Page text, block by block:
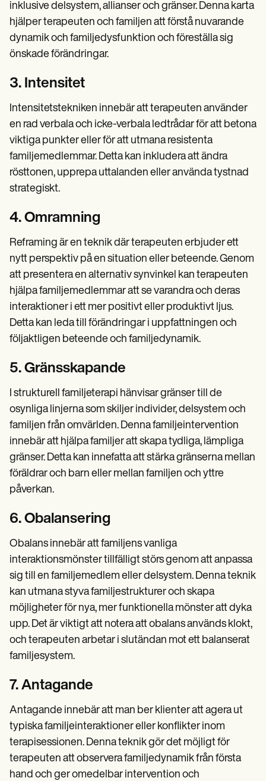
inklusive delsystem, allianser och gränser. Denna karta
hjälper terapeuten och familjen att förstå nuvarande
dynamik och familjedysfunktion och föreställa sig
önskade förändringar.
3. Intensitet
Intensitetstekniken innebär att terapeuten använder
en rad verbala och icke-verbala ledtrådar för att betona
viktiga punkter eller för att utmana resistenta
familjemedlemmar. Detta kan inkludera att ändra
rösttonen, upprepa uttalanden eller använda tystnad
strategiskt.
4. Omramning
Reframing är en teknik där terapeuten erbjuder ett
nytt perspektiv på en situation eller beteende. Genom
att presentera en alternativ synvinkel kan terapeuten
hjälpa familjemedlemmar att se varandra och deras
interaktioner i ett mer positivt eller produktivt ljus.
Detta kan leda till förändringar i uppfattningen och
följaktligen beteende och familjedynamik.
5. Gränsskapande
I strukturell familjeterapi hänvisar gränser till de
osynliga linjerna som skiljer individer, delsystem och
familjen från omvärlden. Denna familjeintervention
innebär att hjälpa familjer att skapa tydliga, lämpliga
gränser. Detta kan innefatta att stärka gränserna mellan
föräldrar och barn eller mellan familjen och yttre
påverkan.
6. Obalansering
Obalans innebär att familjens vanliga
interaktionsmönster tillfälligt störs genom att anpassa
sig till en familjemedlem eller delsystem. Denna teknik
kan utmana styva familjestrukturer och skapa
möjligheter för nya, mer funktionella mönster att dyka
upp. Det är viktigt att notera att obalans används klokt,
och terapeuten arbetar i slutändan mot ett balanserat
familjesystem.
7. Antagande
Antagande innebär att man ber klienter att agera ut
typiska familjeinteraktioner eller konflikter inom
terapisessionen. Denna teknik gör det möjligt för
terapeuten att observera familjedynamik från första
hand och ger omedelbar intervention och